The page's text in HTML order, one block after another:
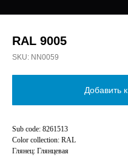
RAL 9005
SKU: NN0059
Добавить
Sub code: 8261513
Color collection: RAL
Глянец: Глянцевая